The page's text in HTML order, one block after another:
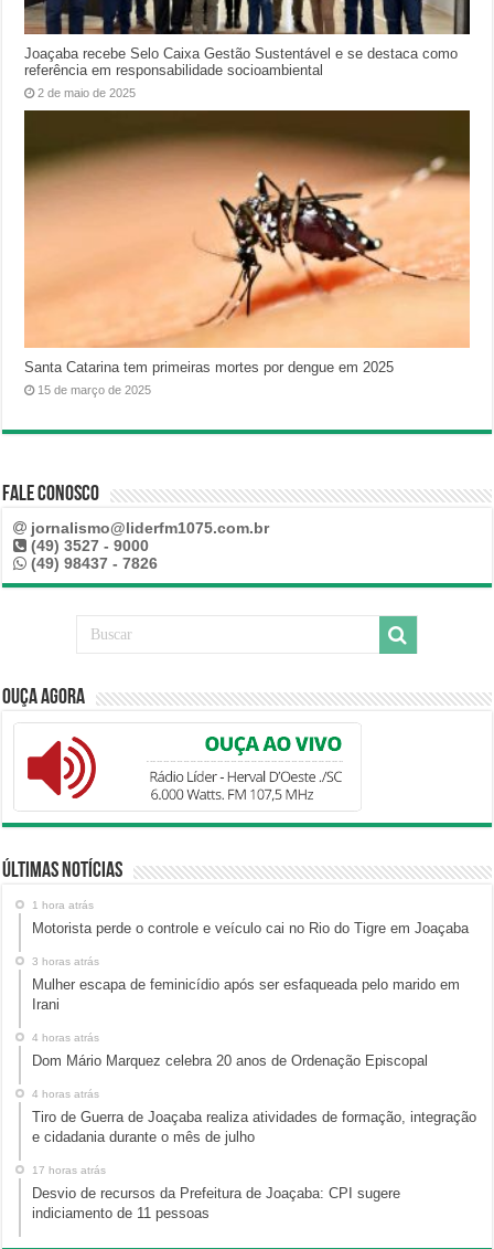
Joaçaba recebe Selo Caixa Gestão Sustentável e se destaca como
referência em responsabilidade socioambiental
2 de maio de 2025
Santa Catarina tem primeiras mortes por dengue em 2025
15 de março de 2025
Fale Conosco
jornalismo@liderfm1075.com.br
(49) 3527 - 9000
(49) 98437 - 7826
Ouça Agora
Últimas Notícias
1 hora atrás
Motorista perde o controle e veículo cai no Rio do Tigre em Joaçaba
3 horas atrás
Mulher escapa de feminicídio após ser esfaqueada pelo marido em
Irani
4 horas atrás
Dom Mário Marquez celebra 20 anos de Ordenação Episcopal
4 horas atrás
Tiro de Guerra de Joaçaba realiza atividades de formação, integração
e cidadania durante o mês de julho
17 horas atrás
Desvio de recursos da Prefeitura de Joaçaba: CPI sugere
indiciamento de 11 pessoas